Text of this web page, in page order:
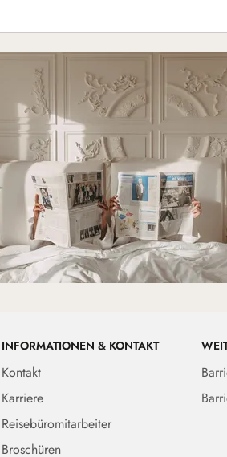
INFORMATIONEN & KONTAKT
Kontakt
Karriere
Reisebüromitarbeiter
Broschüren